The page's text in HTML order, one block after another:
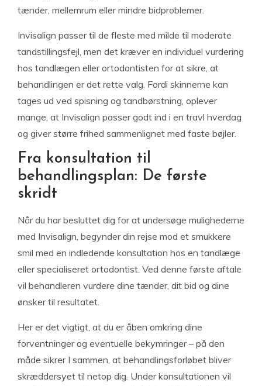
tænder, mellemrum eller mindre bidproblemer.
Invisalign passer til de fleste med milde til moderate
tandstillingsfejl, men det kræver en individuel vurdering
hos tandlægen eller ortodontisten for at sikre, at
behandlingen er det rette valg. Fordi skinnerne kan
tages ud ved spisning og tandbørstning, oplever
mange, at Invisalign passer godt ind i en travl hverdag
og giver større frihed sammenlignet med faste bøjler.
Fra konsultation til
behandlingsplan: De første
skridt
Når du har besluttet dig for at undersøge mulighederne
med Invisalign, begynder din rejse mod et smukkere
smil med en indledende konsultation hos en tandlæge
eller specialiseret ortodontist. Ved denne første aftale
vil behandleren vurdere dine tænder, dit bid og dine
ønsker til resultatet.
Her er det vigtigt, at du er åben omkring dine
forventninger og eventuelle bekymringer – på den
måde sikrer I sammen, at behandlingsforløbet bliver
skræddersyet til netop dig. Under konsultationen vil